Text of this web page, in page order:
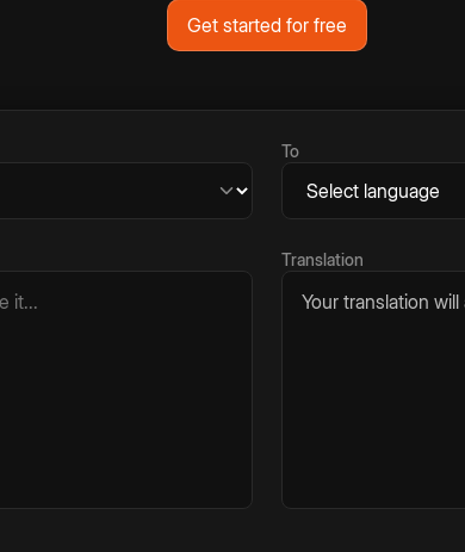
Get started for free
To
Translation
Your translation